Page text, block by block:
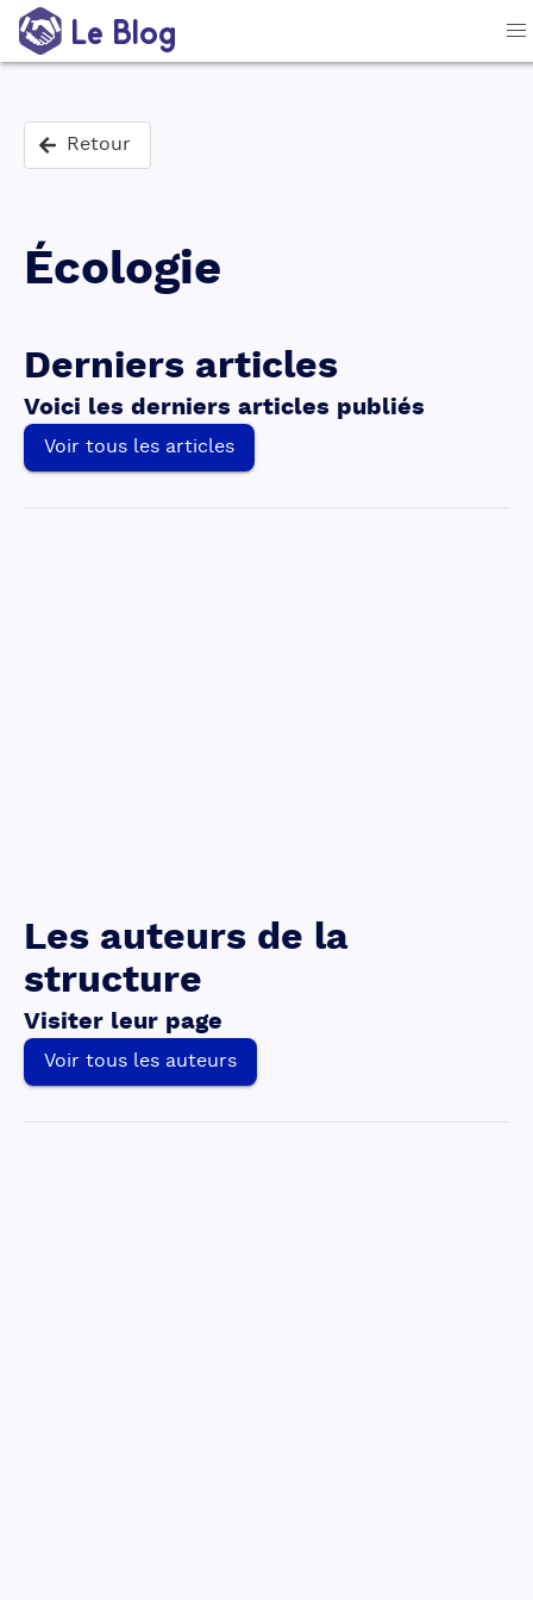
Le Blog
Retour
Écologie
Derniers articles
Voici les derniers articles publiés
Voir tous les articles
Les auteurs de la
structure
Visiter leur page
Voir tous les auteurs